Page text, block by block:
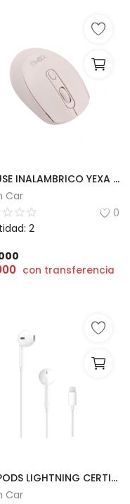
MOUSE INALAMBRICO YEXA | MODY-OODS
Car
0
2
con transferencia
EARPODS LIGHTNING CERTIFICADO
Car